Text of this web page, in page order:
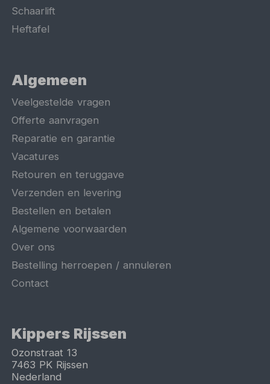
Schaarlift
Heftafel
Algemeen
Veelgestelde vragen
Offerte aanvragen
Reparatie en garantie
Vacatures
Retouren en teruggave
Verzenden en levering
Bestellen en betalen
Algemene voorwaarden
Over ons
Bestelling herroepen / annuleren
Contact
Kippers Rijssen
Ozonstraat 13
7463 PK Rijssen
Nederland